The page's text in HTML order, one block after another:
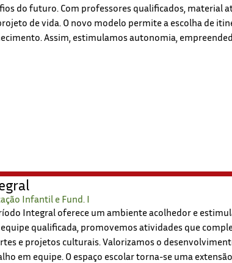
do futuro. Com professores qualificados, material
de vida. O novo modelo permite a escolha de
Assim, estimulamos autonomia,
Infantil e Fund. I
Integral oferece um ambiente acolhedor e
qualificada, promovemos atividades que
e projetos culturais. Valorizamos o
em equipe. O espaço escolar torna-se uma